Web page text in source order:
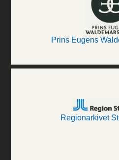
Prins Eugens
Regionarkivet